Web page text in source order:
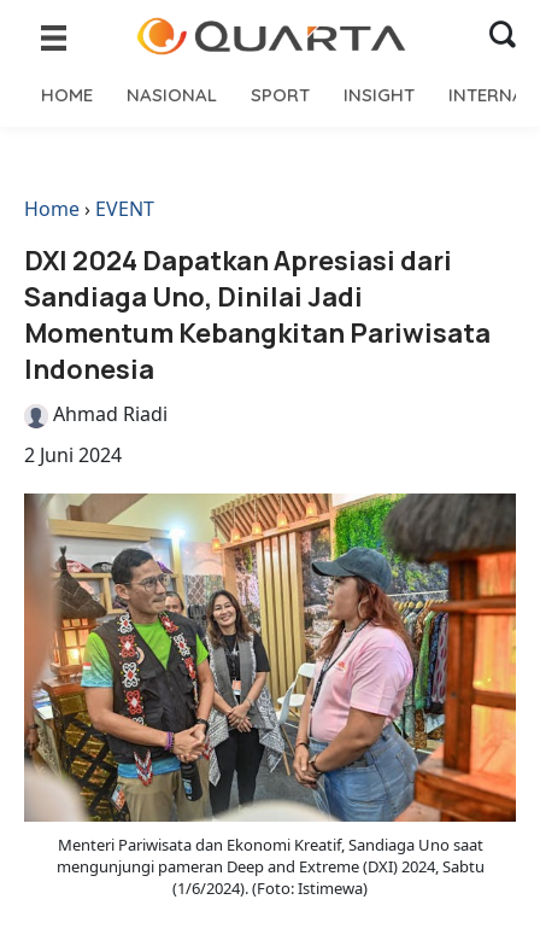
HOME NASIONAL SPORT INSIGHT
Home› EVENT
DXI 2024 Dapatkan Apresiasi dari
Sandiaga Uno, Dinilai Jadi
Momentum Kebangkitan Pariwisata
Indonesia
Ahmad Riadi
2 Juni 2024
Menteri Pariwisata dan Ekonomi Kreatif, Sandiaga Uno saat
mengunjungi pameran Deep and Extreme (DXI) 2024, Sabtu
(1/6/2024). (Foto: Istimewa)